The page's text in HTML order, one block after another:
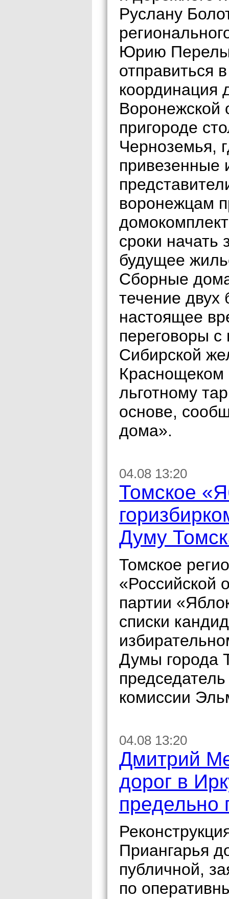
Руслану
Юрию
отправиться
координация
Воронежской
пригороде
Черноземья,
привезенные
воронежцам
сроки начать
будущее
Сборные дома
течение
настоящее
переговоры
Сибирской
Краснощеком
льготному
основе,
дома».
04.08 13:20
Томское
Думу
Томское
«Российской
партии
списки
Думы города
комиссии
04.08 13:20
Дмитрий
дорог в
предельно
Приангарья
публичной,
по